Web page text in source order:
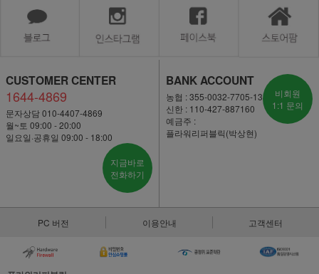
CUSTOMER CENTER
1644-4869
문자상담 010-4407-4869
월~토 09:00 - 20:00
일요일·공휴일 09:00 - 18:00
지금바로
전화하기
BANK ACCOUNT
농협 : 355-0032-7705-13
신한 : 110-427-887160
예금주 :
플라워리퍼블릭(박상현)
비회원
1:1 문의
PC 버전 이용안내 고객센터